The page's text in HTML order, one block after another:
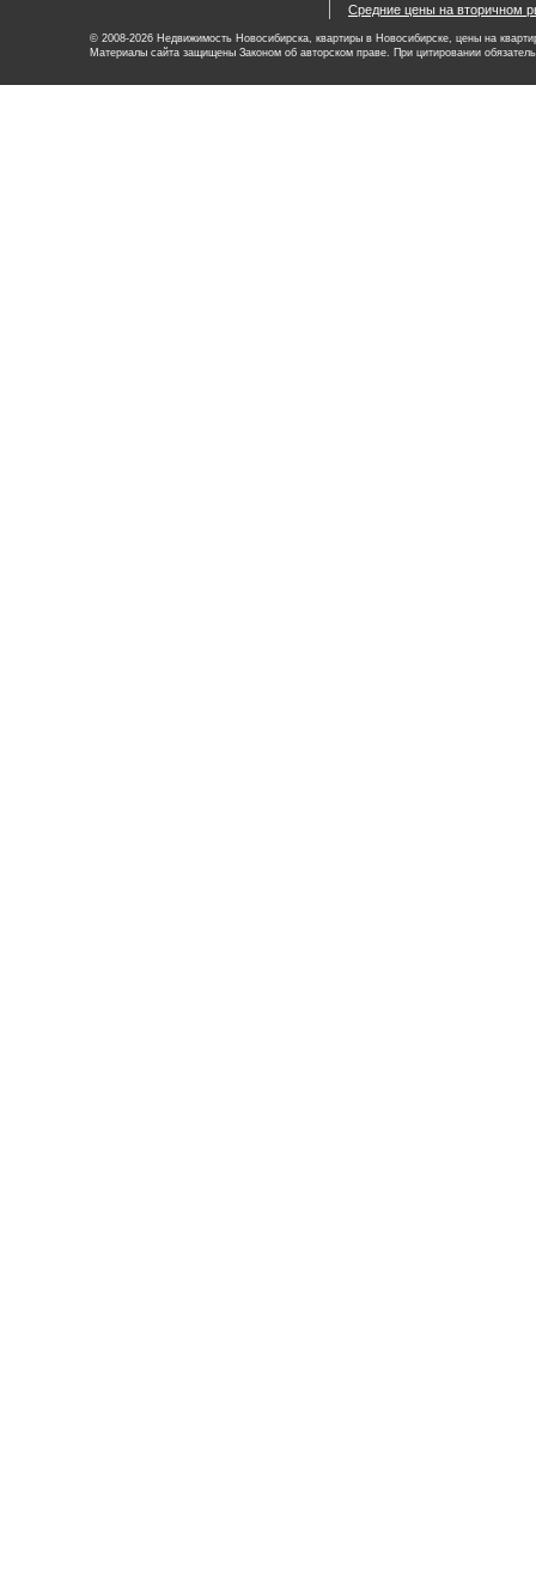
Средние цены на вторичном
© 2008-2026 Недвижимость Новосибирска, квартиры в Новосибирске, цены на
Материалы сайта защищены Законом об авторском праве. При цитировании